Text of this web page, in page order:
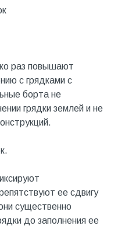
раз повышают
с грядками с
борта не
грядки землей и не
ее сдвигу
существенно
до заполнения ее